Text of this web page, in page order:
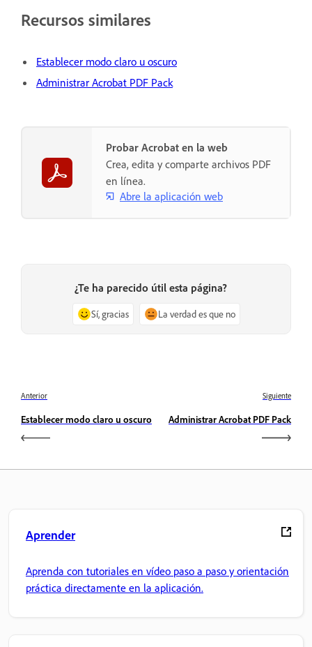
Recursos similares
Establecer modo claro u oscuro
Administrar Acrobat PDF Pack
Probar Acrobat en la web
Crea, edita y comparte archivos PDF
en línea.
Abre la aplicación web
¿Te ha parecido útil esta página?
Sí, gracias La verdad es que no
Anterior
Establecer modo claro u oscuro
Siguiente
Administrar Acrobat PDF Pack
Aprender
Aprenda con tutoriales en vídeo paso a paso y orientación
práctica directamente en la aplicación.